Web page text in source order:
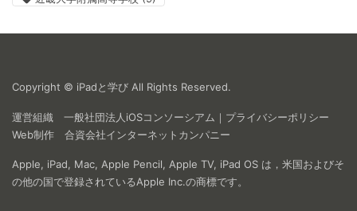
Copyright © iPadと学び All Rights Reserved.
運営組織 一般社団法人iOSコンソーシアム ｜ プライバシーポリシー
Web制作 合資会社インターネットカンパニー
Apple, iPad, Mac, Apple Pencil, Apple TV, iPad OS は，米国およびそ
の他の国で登録されているApple Inc.の商標です。